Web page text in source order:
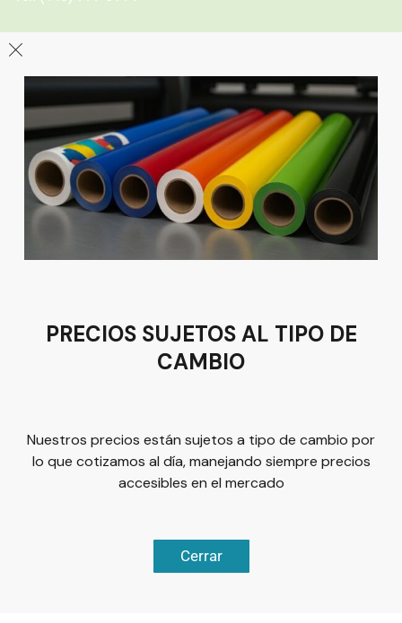
León
Sucursal
Av del Astillero 129 Centro bodeguero Las Trojes León,
Guanajuato
Tel:(477) 776 8994
Términos y condiciones
Derechos Reservados. | Desarrollado
porLuis Olivárez
PRECIOS SUJETOS AL TIPO DE
CAMBIO
Nuestros precios están sujetos a tipo de cambio por
lo que cotizamos al día, manejando siempre precios
accesibles en el mercado
Cerrar